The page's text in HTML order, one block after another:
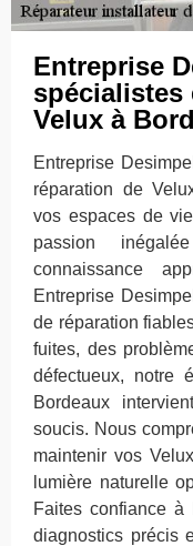
Entreprise
spécialistes
Velux à
Entreprise
réparation de
vos espaces de
passion
connaissance
Entreprise
de réparation
fuites, des
défectueux, notre
Bordeaux
soucis. Nous
maintenir vos
lumière naturelle
Faites confiance
diagnostics précis